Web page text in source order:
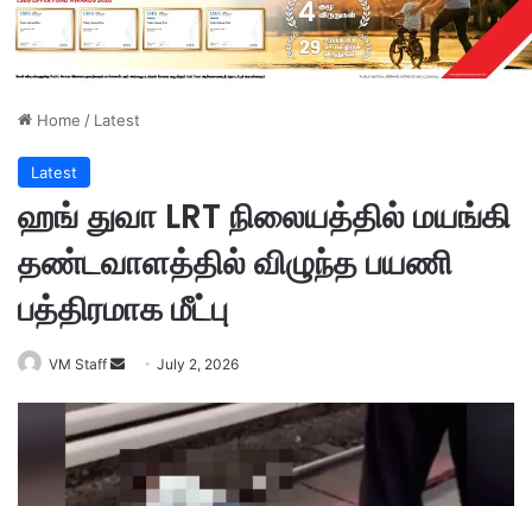
Home / Latest
Latest
ஹங் துவா LRT நிலையத்தில் மயங்கி
தண்டவாளத்தில் விழுந்த பயணி
பத்திரமாக மீட்பு
VM Staff
n
d
July 2, 2026